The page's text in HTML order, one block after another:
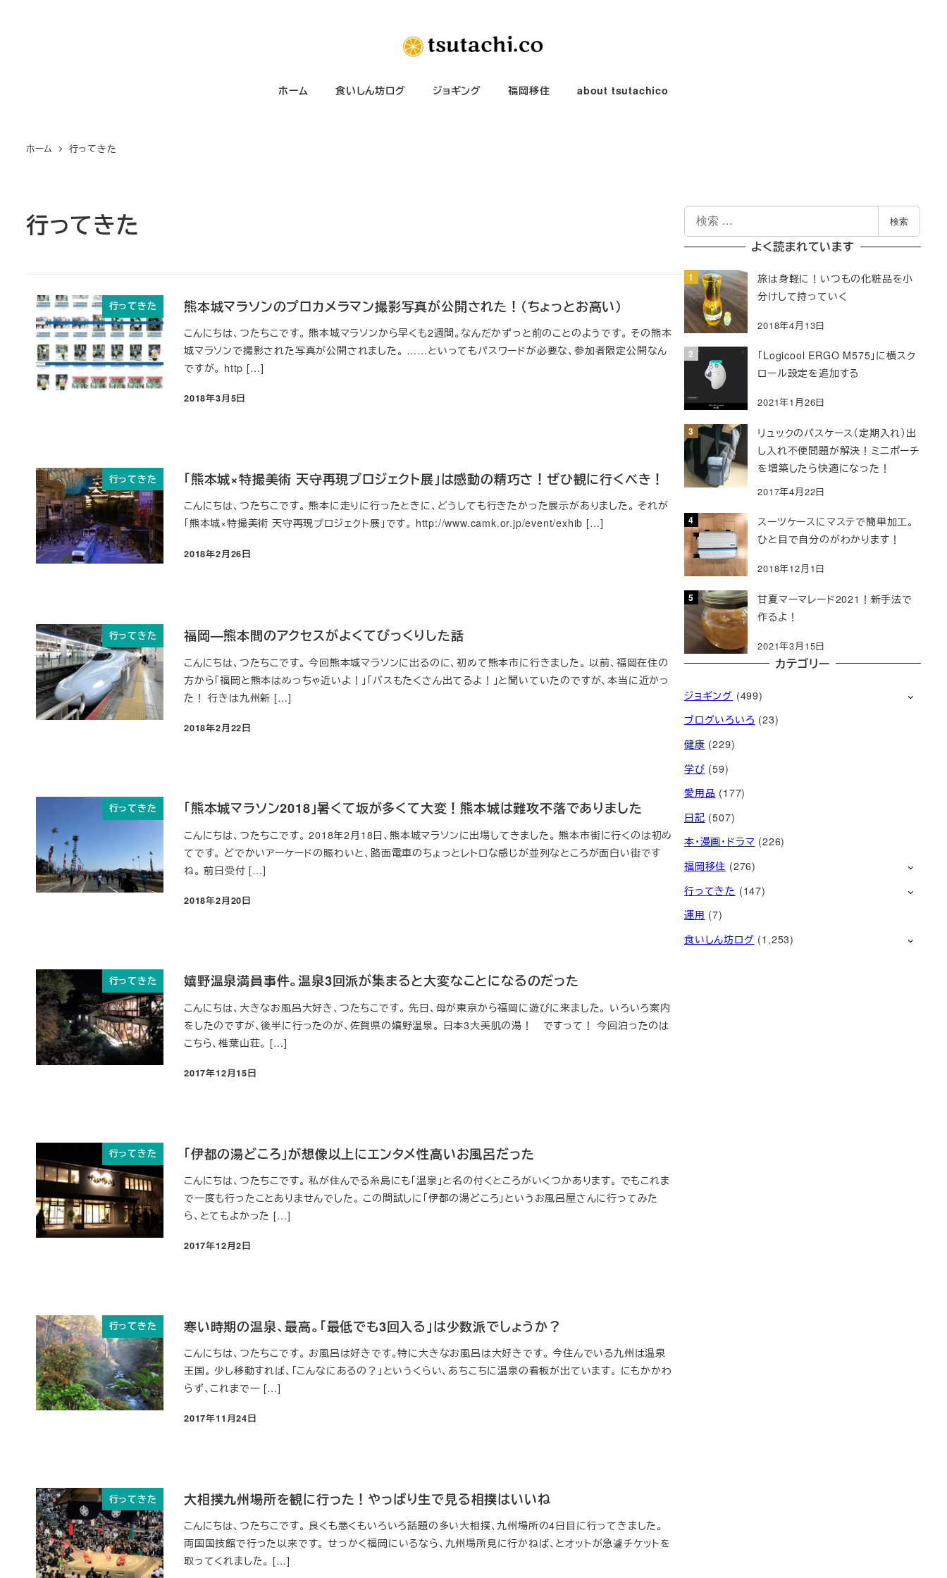
ホーム 食いしん坊ログ ジョギング 福岡移住 about tsutachico
ホーム 行ってきた
行ってきた
行ってきた 熊本城マラソンのプロカメラマン撮影写真が公開された！（ちょっとお高い）
こんにちは、つたちこです。 熊本城マラソンから早くも2週間。なんだかずっと前のことのようです。 その熊本
城マラソンで撮影された写真が公開されました。 ……といってもパスワードが必要な、参加者限定公開なん
ですが。 http […]
投稿日
2018年3月5日
行ってきた 「熊本城×特撮美術 天守再現プロジェクト展」は感動の精巧さ！ぜひ観に行くべき！
こんにちは、つたちこです。 熊本に走りに行ったときに、どうしても行きたかった展示がありました。 それが
「熊本城×特撮美術 天守再現プロジェクト展」です。 http://www.camk.or.jp/event/exhib […]
投稿日
2018年2月26日
行ってきた 福岡―熊本間のアクセスがよくてびっくりした話
こんにちは、つたちこです。 今回熊本城マラソンに出るのに、初めて熊本市に行きました。 以前、福岡在住の
方から「福岡と熊本はめっちゃ近いよ！」「バスもたくさん出てるよ！」と聞いていたのですが、本当に近かっ
た！ 行きは九州新 […]
投稿日
2018年2月22日
行ってきた 「熊本城マラソン2018」暑くて坂が多くて大変！熊本城は難攻不落でありました
こんにちは、つたちこです。 2018年2月18日、熊本城マラソンに出場してきました。 熊本市街に行くのは初め
てです。 どでかいアーケードの賑わいと、路面電車のちょっとレトロな感じが並列なところが面白い街です
ね。 前日受付 […]
投稿日
2018年2月20日
行ってきた 嬉野温泉満員事件。温泉3回派が集まると大変なことになるのだった
こんにちは、大きなお風呂大好き、つたちこです。 先日、母が東京から福岡に遊びに来ました。 いろいろ案内
をしたのですが、後半に行ったのが、佐賀県の嬉野温泉。 日本3大美肌の湯！ ですって！ 今回泊ったのは
こちら、椎葉山荘。 […]
投稿日
2017年12月15日
行ってきた 「伊都の湯どころ」が想像以上にエンタメ性高いお風呂だった
こんにちは、つたちこです。 私が住んでる糸島にも「温泉」と名の付くところがいくつかあります。 でもこれま
で一度も行ったことありませんでした。 この間試しに「伊都の湯どころ」というお風呂屋さんに行ってみた
ら、とてもよかった […]
投稿日
2017年12月2日
行ってきた 寒い時期の温泉、最高。「最低でも3回入る」は少数派でしょうか？
こんにちは、つたちこです。 お風呂は好きです。特に大きなお風呂は大好きです。 今住んでいる九州は温泉
王国。 少し移動すれば、「こんなにあるの？」というくらい、あちこちに温泉の看板が出ています。 にもかかわ
らず、これまで一 […]
投稿日
2017年11月24日
行ってきた 大相撲九州場所を観に行った！やっぱり生で見る相撲はいいね
こんにちは、つたちこです。 良くも悪くもいろいろ話題の多い大相撲、九州場所の4日目に行ってきました。
両国国技館で行った以来です。 せっかく福岡にいるなら、九州場所見に行かねば、とオットが急遽チケットを
取ってくれました。 […]
索
検索
よく読まれています
旅は身軽に！いつもの化粧品を小
分けして持っていく
2018年4月13日
「Logicool ERGO M575」に横スク
ロール設定を追加する
2021年1月26日
リュックのパスケース（定期入れ）出
し入れ不便問題が解決！ミニポーチ
を増築したら快適になった！
2017年4月22日
スーツケースにマステで簡単加工。
ひと目で自分のがわかります！
2018年12月1日
甘夏マーマレード2021！新手法で
作るよ！
2021年3月15日
カテゴリー
ジョギング (499)
ブログいろいろ (23)
健康 (229)
学び (59)
愛用品 (177)
日記 (507)
本・漫画・ドラマ (226)
福岡移住 (276)
行ってきた (147)
運用 (7)
食いしん坊ログ (1,253)